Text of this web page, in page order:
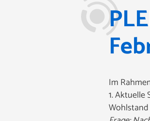
Im
1. Aktuelle